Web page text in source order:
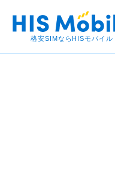
格安SIMならHISモバイル